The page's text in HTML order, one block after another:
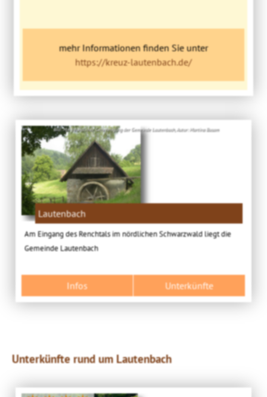
mehr Informationen finden Sie unter
https://kreuz-lautenbach.de/
Bild: Mit freundlicher Genehmigung der Gemeinde Lautenbach, Autor: Martina Busam
Lautenbach
Am Eingang des Renchtals im nördlichen Schwarzwald liegt die
Gemeinde Lautenbach
Infos Unterkünfte
Unterkünfte rund um Lautenbach